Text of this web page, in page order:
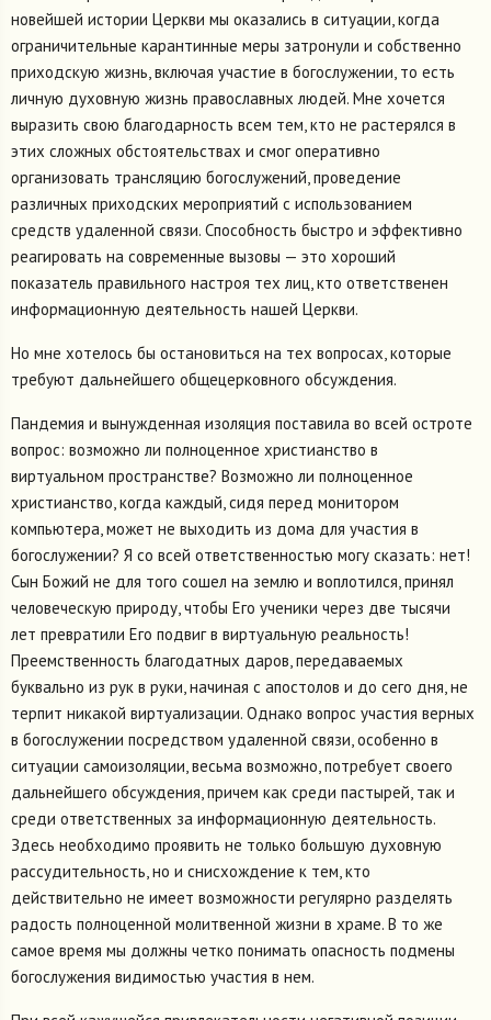
новейшей истории Церкви мы оказались в ситуации, когда
ограничительные карантинные меры затронули и собственно
приходскую жизнь, включая участие в богослужении, то есть
личную духовную жизнь православных людей. Мне хочется
выразить свою благодарность всем тем, кто не растерялся в
этих сложных обстоятельствах и смог оперативно
организовать трансляцию богослужений, проведение
различных приходских мероприятий с использованием
средств удаленной связи. Способность быстро и эффективно
реагировать на современные вызовы — это хороший
показатель правильного настроя тех лиц, кто ответственен
информационную деятельность нашей Церкви.
Но мне хотелось бы остановиться на тех вопросах, которые
требуют дальнейшего общецерковного обсуждения.
Пандемия и вынужденная изоляция поставила во всей остроте
вопрос: возможно ли полноценное христианство в
виртуальном пространстве? Возможно ли полноценное
христианство, когда каждый, сидя перед монитором
компьютера, может не выходить из дома для участия в
богослужении? Я со всей ответственностью могу сказать: нет!
Сын Божий не для того сошел на землю и воплотился, принял
человеческую природу, чтобы Его ученики через две тысячи
лет превратили Его подвиг в виртуальную реальность!
Преемственность благодатных даров, передаваемых
буквально из рук в руки, начиная с апостолов и до сего дня, не
терпит никакой виртуализации. Однако вопрос участия верных
в богослужении посредством удаленной связи, особенно в
ситуации самоизоляции, весьма возможно, потребует своего
дальнейшего обсуждения, причем как среди пастырей, так и
среди ответственных за информационную деятельность.
Здесь необходимо проявить не только большую духовную
рассудительность, но и снисхождение к тем, кто
действительно не имеет возможности регулярно разделять
радость полноценной молитвенной жизни в храме. В то же
самое время мы должны четко понимать опасность подмены
богослужения видимостью участия в нем.